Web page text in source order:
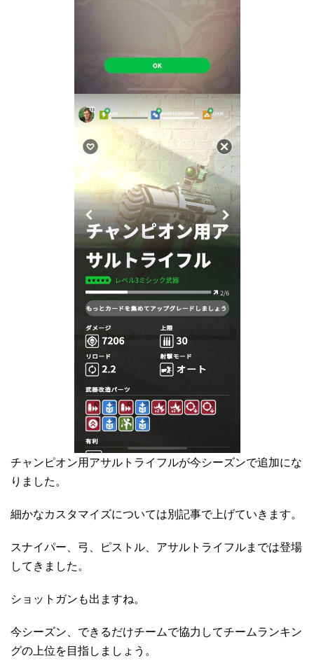
チャンピオン用アサルトライフルが今シーズンで追加にな
りました。
細かなカスタマイズについては別記事で上げていきます。
スナイパー、弓、ピストル、アサルトライフルまでは登場
してきました。
ショットガンも出ますね。
今シーズン、できるだけチームで協力してチームランキン
グの上位を目指しましょう。